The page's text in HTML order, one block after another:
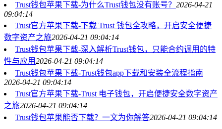
Trust钱包苹果下载-为什么Trust钱包没有账号？ 2026-04-21
09:04:14
Trust官方苹果下载-下载 Trust 钱包全攻略，开启安全便捷
数字资产之旅2026-04-21 09:04:14
Trust钱包苹果下载-深入解析Trust钱包，只能合约调用的特
性与应用2026-04-21 09:04:14
Trust钱包苹果下载-Trust钱包app下载和安装全流程指南
2026-04-21 09:04:14
Trust官方苹果下载-Trust 电子钱包，开启便捷安全数字资产
之旅2026-04-21 09:04:14
Trust钱包苹果能否下载？一文为你解答2026-04-21 09:04:14